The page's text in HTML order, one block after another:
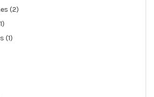
(2)
(1)